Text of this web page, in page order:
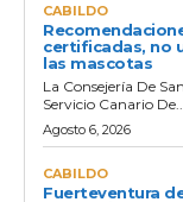
CABILDO
certificadas, no
las mascotas
La Consejería De
Servicio Canario De...
Agosto 6, 2026
CABILDO
Fuerteventura